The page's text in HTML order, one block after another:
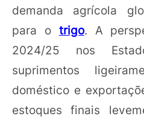
demanda agrícola
para o trigo. A
2024/25 nos
suprimentos
doméstico e
estoques finais